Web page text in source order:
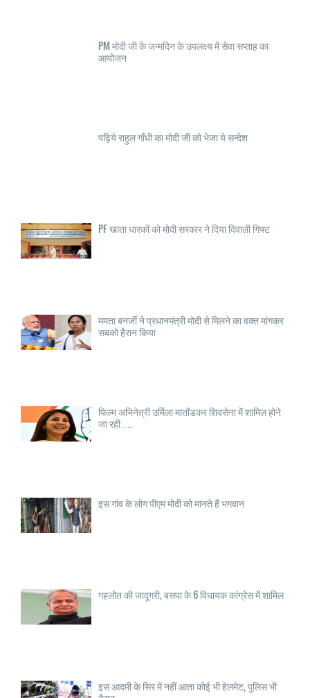
PM मोदी जी के जन्मदिन के उपलक्ष्य में सेवा सप्ताह का
आयोजन
पढ़िये राहुल गाँधी का मोदी जी को भेजा ये सन्देश
PF खाता धारकों को मोदी सरकार ने दिया दिवाली गिफ्ट
ममता बनर्जी ने प्रधानमंत्री मोदी से मिलने का वक्त मांगकर
सबको हैरान किया
फिल्म अभिनेत्री उर्मिला मातोंडकर शिवसेना में शामिल होने
जा रही….
इस गांव के लोग पीएम मोदी को मानते हैं भगवान
गहलोत की जादूगरी, बसपा के 6 विधायक कांग्रेस में शामिल
इस आदमी के सिर में नहीं आता कोई भी हेलमेट, पुलिस भी